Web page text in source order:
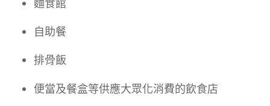
麵食館
自助餐
排骨飯
便當及餐盒等供應大眾化消費的飲食店